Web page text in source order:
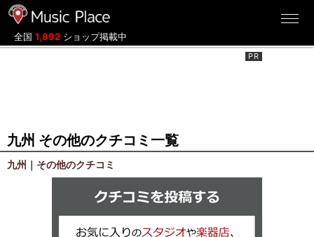
全国 1,892 ショップ掲載中
九州 その他のクチコミ一覧
九州｜その他のクチコミ